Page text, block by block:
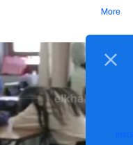
More